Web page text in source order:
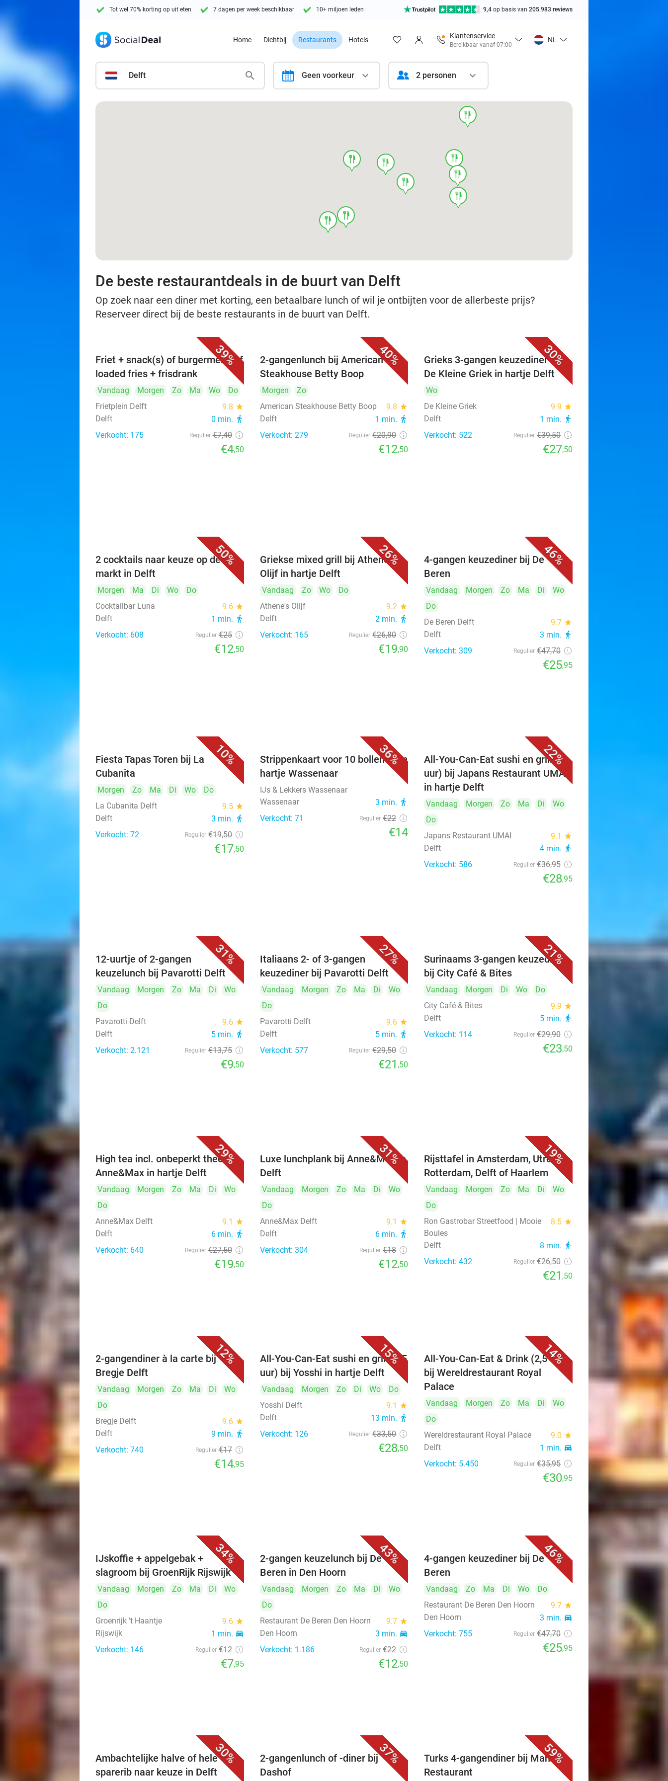
Tot wel 70% korting op uit eten 7 dagen per week beschikbaar 10+ miljoen leden 9,4 op basis van 205.983 reviews
Home Dichtbij Restaurants Hotels
Klantenservice
Bereikbaar vanaf 07:00
NL
Delft calendar Geen voorkeur 2 personen
food
food
food
food
food
food
food
food
food
De beste restaurantdeals in de buurt van Delft
Op zoek naar een diner met korting, een betaalbare lunch of wil je ontbijten voor de allerbeste prijs?
Reserveer direct bij de beste restaurants in de buurt van Delft.
39%
Friet + snack(s) of burgermenu of
loaded fries + frisdrank
Vandaag Morgen Zo Ma Wo
Do
Frietplein Delft
9.8 star
Delft 0 min. directions_walk
Verkocht: 175 Regulier €7,40
€4,50
40%
2-gangenlunch bij American
Steakhouse Betty Boop
Morgen
Zo
American Steakhouse Betty Boop
9.8 star
Delft 1 min. directions_walk
Verkocht: 279 Regulier €20,90
€12,50
30%
Grieks 3-gangen keuzediner bij
De Kleine Griek in hartje Delft
Wo
De Kleine Griek
9.9 star
Delft 1 min. directions_walk
Verkocht: 522 Regulier €39,50
€27,50
50%
2 cocktails naar keuze op de
markt in Delft
Morgen Ma Di Wo
Do
Cocktailbar Luna
9.6 star
Delft 1 min. directions_walk
Verkocht: 608 Regulier €25
€12,50
26%
Griekse mixed grill bij Athene's
Olijf in hartje Delft
Vandaag Zo Wo
Do
Athene's Olijf
9.2 star
Delft 2 min. directions_walk
Verkocht: 165 Regulier €26,80
€19,90
46%
4-gangen keuzediner bij De
Beren
Vandaag Morgen Zo Ma Di
Wo
Do
De Beren Delft
9.7 star
Delft 3 min. directions_walk
Verkocht: 309 Regulier €47,70
€25,95
10%
Fiesta Tapas Toren bij La
Cubanita
Morgen Zo Ma Di Wo
Do
La Cubanita Delft
9.5 star
Delft 3 min. directions_walk
Verkocht: 72 Regulier €19,50
€17,50
36%
Strippenkaart voor 10 bollen ijs in
hartje Wassenaar
IJs & Lekkers Wassenaar
Wassenaar
3 min. directions_walk
Verkocht: 71 Regulier €22
€14
22%
All-You-Can-Eat sushi en grill (3
uur) bij Japans Restaurant UMAI
in hartje Delft
Vandaag Morgen Zo Ma Di
Wo
Do
Japans Restaurant UMAI
9.1 star
Delft 4 min. directions_walk
Verkocht: 586 Regulier €36,95
€28,95
31%
12-uurtje of 2-gangen
keuzelunch bij Pavarotti Delft
Vandaag Morgen Zo Ma Di
Wo
Do
Pavarotti Delft
9.6 star
Delft 5 min. directions_walk
Verkocht: 2.121 Regulier €13,75
€9,50
27%
Italiaans 2- of 3-gangen
keuzediner bij Pavarotti Delft
Vandaag Morgen Zo Ma Di
Wo
Do
Pavarotti Delft
9.6 star
Delft 5 min. directions_walk
Verkocht: 577 Regulier €29,50
€21,50
21%
Surinaams 3-gangen keuzediner
bij City Café & Bites
Vandaag Morgen Di Wo
Do
City Café & Bites
9.9 star
Delft 5 min. directions_walk
Verkocht: 114 Regulier €29,90
€23,50
29%
High tea incl. onbeperkt thee bij
Anne&Max in hartje Delft
Vandaag Morgen Zo Ma Di
Wo
Do
Anne&Max Delft
9.1 star
Delft 6 min. directions_walk
Verkocht: 640 Regulier €27,50
€19,50
31%
Luxe lunchplank bij Anne&Max in
Delft
Vandaag Morgen Zo Ma Di
Wo
Do
Anne&Max Delft
9.1 star
Delft 6 min. directions_walk
Verkocht: 304 Regulier €18
€12,50
19%
Rijsttafel in Amsterdam, Utrecht,
Rotterdam, Delft of Haarlem
Vandaag Morgen Zo Ma Di
Wo
Do
Ron Gastrobar Streetfood | Mooie
Boules
8.5 star
Delft 8 min. directions_walk
Verkocht: 432 Regulier €26,50
€21 ,50
12%
2-gangendiner à la carte bij
Bregje Delft
Vandaag Morgen Zo Ma Di
Wo
Do
Bregje Delft
9.6 star
Delft 9 min. directions_walk
Verkocht: 740 Regulier €17
€14,95
15%
All-You-Can-Eat sushi en grill (2,5
uur) bij Yosshi in hartje Delft
Vandaag Morgen Zo Di Wo
Do
Yosshi Delft
9.1 star
Delft 13 min. directions_walk
Verkocht: 126 Regulier €33,50
€28,50
14%
All-You-Can-Eat & Drink (2,5 uur)
bij Wereldrestaurant Royal
Palace
Vandaag Morgen Zo Ma Di
Wo
Do
Wereldrestaurant Royal Palace
9.0 star
Delft 1 min. directions_car
Verkocht: 5.450 Regulier €35,95
€30,95
34%
IJskoffie + appelgebak +
slagroom bij GroenRijk Rijswijk
Vandaag Morgen Zo Ma Di
Wo
Do
Groenrijk 't Haantje
9.6 star
Rijswijk 1 min. directions_car
Verkocht: 146 Regulier €12
€7,95
43%
2-gangen keuzelunch bij De
Beren in Den Hoorn
Vandaag Morgen Zo Ma Di
Wo
Do
Restaurant De Beren Den Hoorn
9.7 star
Den Hoorn 3 min. directions_car
Verkocht: 1.186 Regulier €22
€12,50
46%
4-gangen keuzediner bij De
Beren
Vandaag Zo Ma Di Wo
Do
Restaurant De Beren Den Hoorn
9.7 star
Den Hoorn 3 min. directions_car
Verkocht: 755 Regulier €47,70
€25,95
30%
Ambachtelijke halve of hele
sparerib naar keuze in Delft
37%
2-gangenlunch of -diner bij
Dashof
59%
Turks 4-gangendiner bij Mahzen
Restaurant